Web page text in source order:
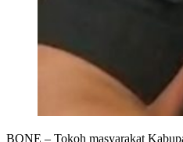
BONE – Tokoh masyarakat